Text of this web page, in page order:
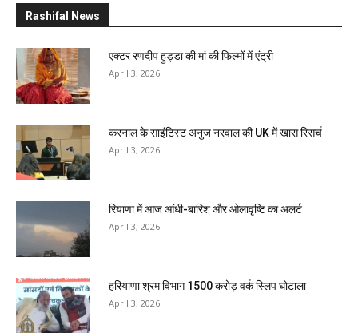
Rashifal News
एक्टर रणदीप हुड्डा की मां की फिल्मों में एंट्री
April 3, 2026
करनाल के साइंटिस्ट अनुज नरवाल की UK में खास रिसर्च
April 3, 2026
रियाणा में आज आंधी-बारिश और ओलावृष्टि का अलर्ट
April 3, 2026
हरियाणा श्रम विभाग 1500 करोड़ वर्क स्लिप घोटाला
April 3, 2026